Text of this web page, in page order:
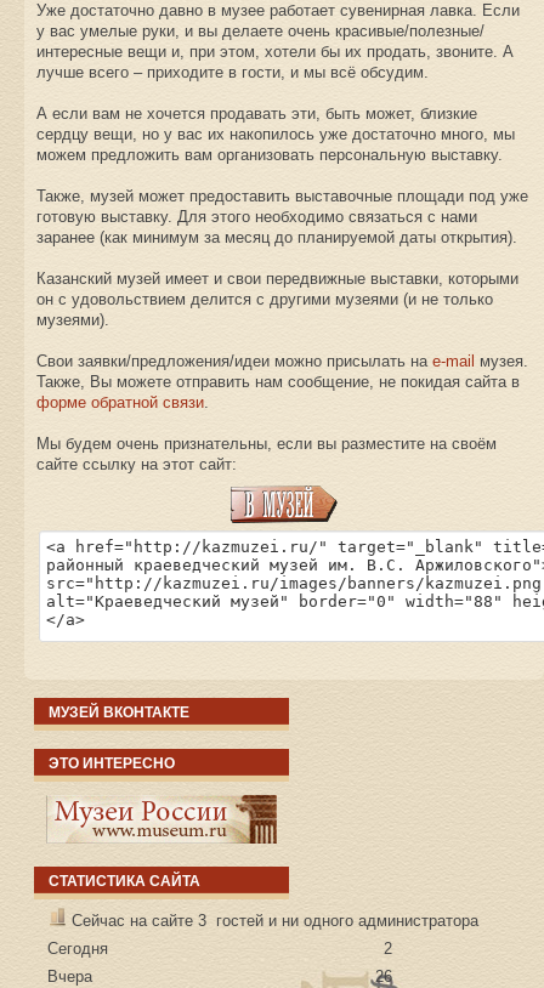
Уже достаточно давно в музее работает сувенирная лавка. Если
у вас умелые руки, и вы делаете очень красивые/полезные/
интересные вещи и, при этом, хотели бы их продать, звоните. А
лучше всего – приходите в гости, и мы всё обсудим.
А если вам не хочется продавать эти, быть может, близкие
сердцу вещи, но у вас их накопилось уже достаточно много, мы
можем предложить вам организовать персональную выставку.
Также, музей может предоставить выставочные площади под уже
готовую выставку. Для этого необходимо связаться с нами
заранее (как минимум за месяц до планируемой даты открытия).
Казанский музей имеет и свои передвижные выставки, которыми
он с удовольствием делится с другими музеями (и не только
музеями).
Свои заявки/предложения/идеи можно присылать на e-mail музея.
Также, Вы можете отправить нам сообщение, не покидая сайта в
форме обратной связи.
Мы будем очень признательны, если вы разместите на своём
сайте ссылку на этот сайт:
МУЗЕЙ ВКОНТАКТЕ
ЭТО ИНТЕРЕСНО
СТАТИСТИКА САЙТА
Сейчас на сайте 3 гостей и ни одного администратора
Сегодня
2
Вчера
26